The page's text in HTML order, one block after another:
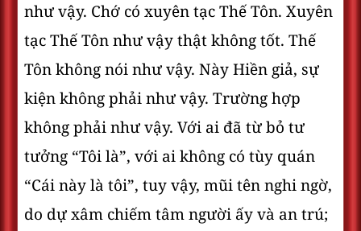
như vậy. Chớ có xuyên tạc Thế Tôn. Xuyên
tạc Thế Tôn như vậy thật không tốt. Thế
Tôn không nói như vậy. Này Hiền giả, sự
kiện không phải như vậy. Trường hợp
không phải như vậy. Với ai đã từ bỏ tư
tưởng “Tôi là”, với ai không có tùy quán
“Cái này là tôi”, tuy vậy, mũi tên nghi ngờ,
do dự xâm chiếm tâm người ấy và an trú;